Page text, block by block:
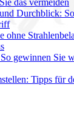
das vermeiden
Durchblick:
ohne
gewinnen Sie
Tipps für